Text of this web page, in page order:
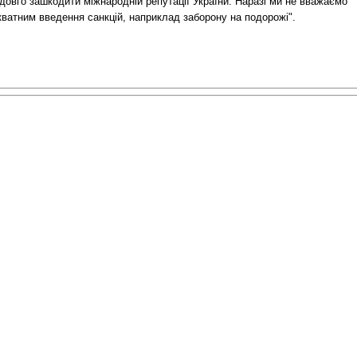
введення санкцій, наприклад заборону на подорожі".